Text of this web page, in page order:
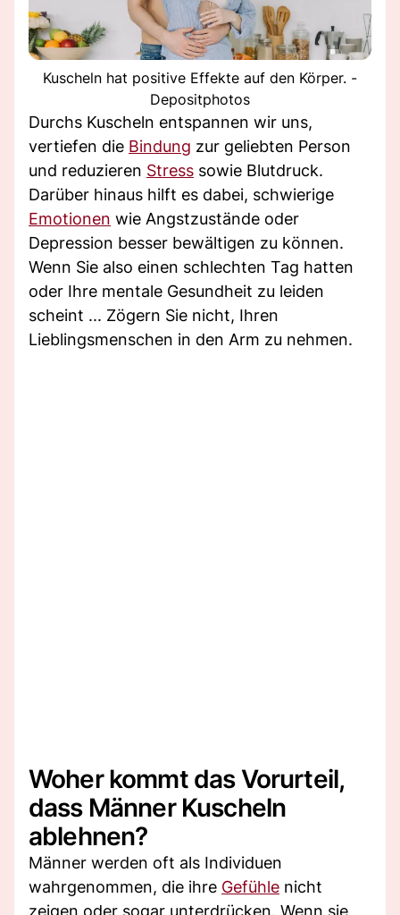
Kuscheln hat positive Effekte auf den Körper. -
Depositphotos
Durchs Kuscheln entspannen wir uns,
vertiefen die Bindung zur geliebten Person
und reduzieren Stress sowie Blutdruck.
Darüber hinaus hilft es dabei, schwierige
Emotionen wie Angstzustände oder
Depression besser bewältigen zu können.
Wenn Sie also einen schlechten Tag hatten
oder Ihre mentale Gesundheit zu leiden
scheint ... Zögern Sie nicht, Ihren
Lieblingsmenschen in den Arm zu nehmen.
Woher kommt das Vorurteil,
dass Männer Kuscheln
ablehnen?
Männer werden oft als Individuen
wahrgenommen, die ihre Gefühle nicht
zeigen oder sogar unterdrücken. Wenn sie